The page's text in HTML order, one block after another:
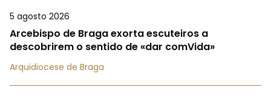
5 agosto 2026
Arcebispo de Braga exorta escuteiros a
descobrirem o sentido de «dar comVida»
Arquidiocese de Braga